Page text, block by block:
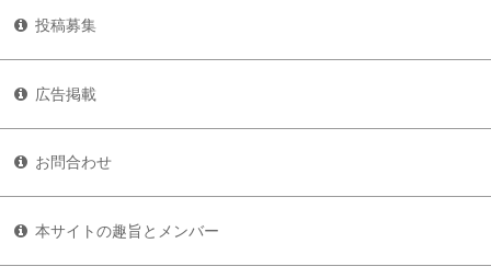
投稿募集
広告掲載
お問合わせ
本サイトの趣旨とメンバー